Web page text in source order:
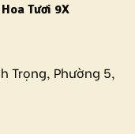
Tươi 9X
Trọng, Phường 5,